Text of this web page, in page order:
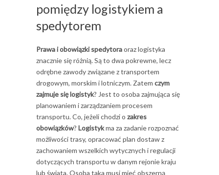
pomiędzy logistykiem a
spedytorem
Prawa i obowiązki spedytoraoraz logistyka
znacznie się różnią. Są to dwa pokrewne, lecz
odrębne zawody związane z transportem
drogowym, morskim i lotniczym. Zatem czym
zajmuje się logistyk? Jest to osoba zajmująca się
planowaniem i zarządzaniem procesem
transportu. Co, jeżeli chodzi o zakres
obowiązków? Logistykma za zadanie rozpoznać
możliwości trasy, opracować plan dostaw z
zachowaniem wszelkich wytycznych i regulacji
dotyczących transportu w danym rejonie kraju
lub świata. Osoba taka musi mieć obszerną